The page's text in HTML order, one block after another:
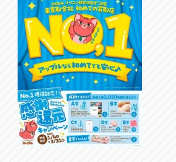
0569-35-
アップル
0568-76-
アップル
0561-53-
常滑市長間37-1
ル小牧店
小牧市久保新町20
ル尾張旭店
尾張旭市印場元町5-2-8